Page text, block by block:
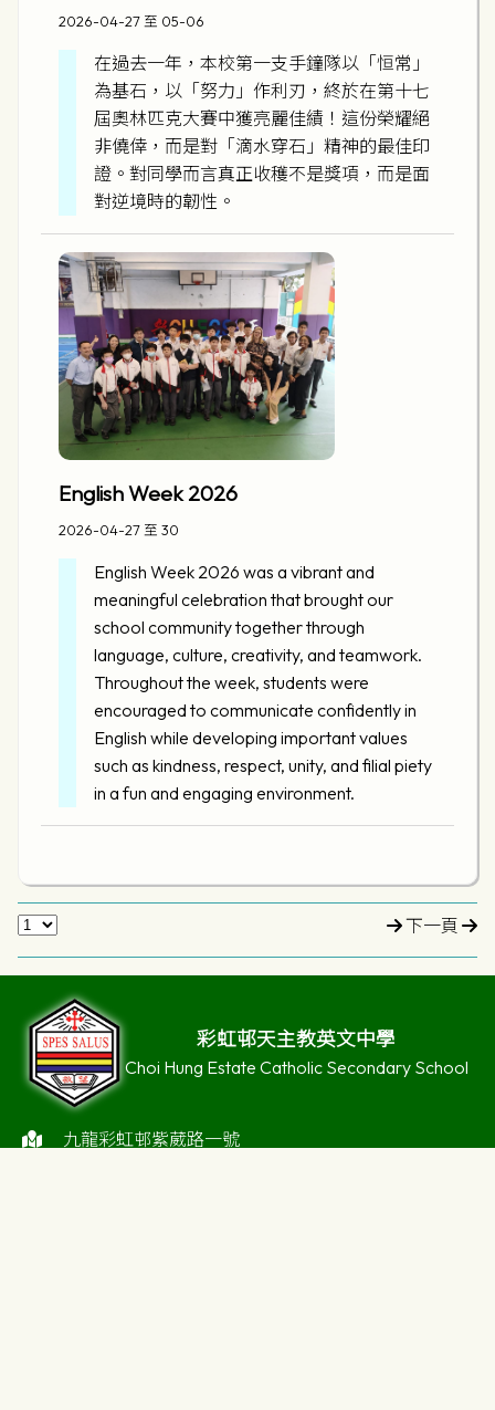
2026-04-27 至 05-06
在過去一年，本校第一支手鐘隊以「恒常」
為基石，以「努力」作利刃，終於在第十七
屆奧林匹克大賽中獲亮麗佳績！這份榮耀絕
非僥倖，而是對「滴水穿石」精神的最佳印
證。對同學而言真正收穫不是獎項，而是面
對逆境時的韌性。
English Week 2026
2026-04-27 至 30
English Week 2026 was a vibrant and
meaningful celebration that brought our
school community together through
language, culture, creativity, and teamwork.
Throughout the week, students were
encouraged to communicate confidently in
English while developing important values
such as kindness, respect, unity, and filial piety
in a fun and engaging environment.
下一頁
彩虹邨天主教英文中學
Choi Hung Estate Catholic Secondary School
九龍彩虹邨紫葳路一號